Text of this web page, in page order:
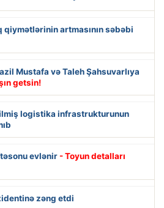
qiymətlərinin artmasının səbəbi
Mustafa və Taleh Şahsuvarlıya
getsin!
logistika infrastrukturunun
evlənir - Toyun detalları
zəng etdi